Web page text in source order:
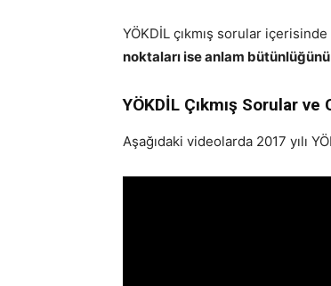
YÖKDİL çıkmış sorular
noktaları ise anlam
YÖKDİL Çıkmış Sorular ve
Aşağıdaki videolarda 2017 yılı